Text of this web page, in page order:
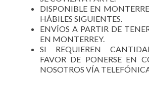
DISPONIBLE EN
HÁBILES SIGUIENTES.
ENVÍOS A PARTIR DE
EN MONTERREY.
SI REQUIEREN
FAVOR DE PONERSE EN
NOSOTROS VÍA